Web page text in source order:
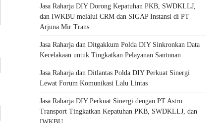
Jasa Raharja DIY Dorong Kepatuhan PKB, SWDKLLJ,
dan IWKBU melalui CRM dan SIGAP Instansi di PT
Arjuna Mir Trans
Jasa Raharja dan Ditgakkum Polda DIY Sinkronkan Data
Kecelakaan untuk Tingkatkan Pelayanan Santunan
Jasa Raharja dan Ditlantas Polda DIY Perkuat Sinergi
Lewat Forum Komunikasi Lalu Lintas
Jasa Raharja DIY Perkuat Sinergi dengan PT Astro
Transport Tingkatkan Kepatuhan PKB, SWDKLLJ, dan